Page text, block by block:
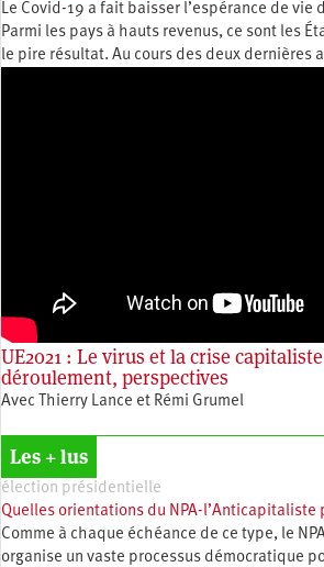
Le Covid-19 a fait baisser l’espérance de vie
Parmi les pays à hauts revenus, ce sont les
le pire résultat. Au cours des deux dernières
UE2021 : Le virus et la crise
déroulement, perspectives
Avec Thierry Lance et Rémi Grumel
Les + lus
élection présidentielle
Quelles orientations du NPA-
Comme à chaque échéance de ce type, le
organise un vaste processus démocratique